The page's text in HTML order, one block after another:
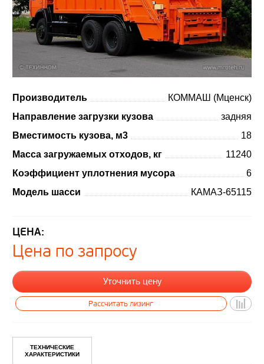
Производитель
КОММАШ (Мценск)
Направление загрузки кузова
задняя
Вместимость кузова, м3
18
Масса загружаемых отходов, кг
11240
Коэффициент уплотнения мусора
6
Модель шасси
КАМАЗ-65115
ЦЕНА:
Цена по запросу